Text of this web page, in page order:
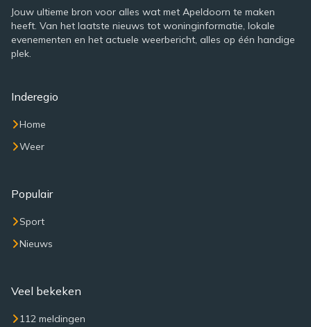
Jouw ultieme bron voor alles wat met Apeldoorn te maken
heeft. Van het laatste nieuws tot woninginformatie, lokale
evenementen en het actuele weerbericht, alles op één handige
plek.
Inderegio
Home
Weer
Populair
Sport
Nieuws
Veel bekeken
112 meldingen